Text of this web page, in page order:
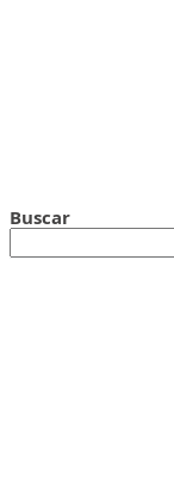
Buscar